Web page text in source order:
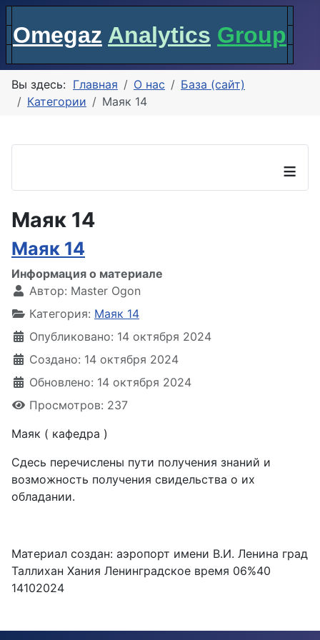
Omegaz Analytics Group
Вы здесь: Главная О нас
База (сайт)
Категории
Маяк 14
≡
Маяк 14
Маяк 14
Информация о материале
Автор: Master Ogon
Категория: Маяк 14
Опубликовано: 14 октября 2024
Создано: 14 октября 2024
Обновлено: 14 октября 2024
Просмотров: 237
Маяк ( кафедра )
Сдесь перечислены пути получения знаний и
возможность получения свидельства о их
обладании.
Материал создан: аэропорт имени В.И. Ленина град
Таллихан Хания Ленинградское время 06%40
14102024